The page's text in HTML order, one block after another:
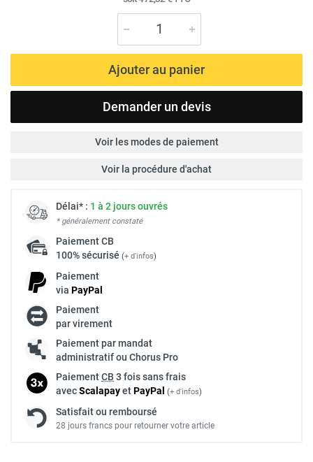
Ajouter au panier
Demander un devis
Voir les modes de paiement
Voir la procédure d'achat
Délai* : 1 à 2 jours ouvrés
* généralement constaté
PaiementCB
100% sécurisé (+ d'infos)
Paiement
via PayPal
Paiement
par virement
Paiement par mandat
administratif ou Chorus Pro
PaiementCB 3 fois sans frais
avecScalapayetPayPal (+ d'infos)
Satisfait ou remboursé
28 jours francs pour retourner votre article